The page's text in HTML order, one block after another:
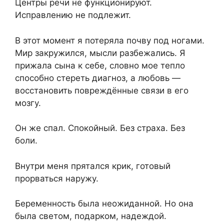
Центры речи не функционируют.
Исправлению не подлежит.
В этот момент я потеряла почву под ногами.
Мир закружился, мысли разбежались. Я
прижала сына к себе, словно мое тепло
способно стереть диагноз, а любовь —
восстановить повреждённые связи в его
мозгу.
Он же спал. Спокойный. Без страха. Без
боли.
Внутри меня прятался крик, готовый
прорваться наружу.
Беременность была неожиданной. Но она
была светом, подарком, надеждой.